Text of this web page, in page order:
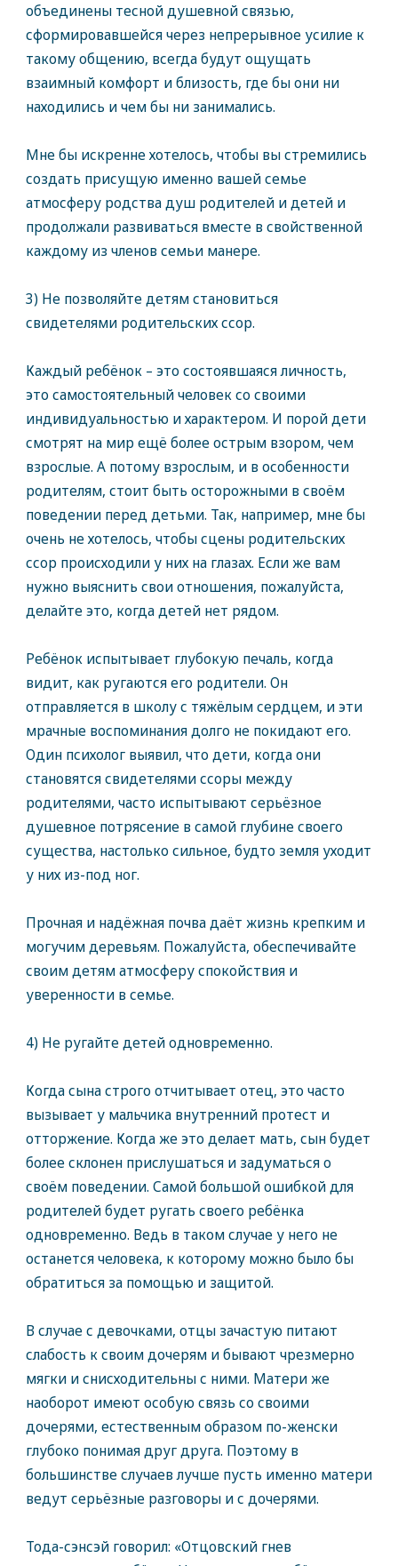
объединены тесной душевной связью,
сформировавшейся через непрерывное усилие к
такому общению, всегда будут ощущать
взаимный комфорт и близость, где бы они ни
находились и чем бы ни занимались.
Мне бы искренне хотелось, чтобы вы стремились
создать присущую именно вашей семье
атмосферу родства душ родителей и детей и
продолжали развиваться вместе в свойственной
каждому из членов семьи манере.
3) Не позволяйте детям становиться
свидетелями родительских ссор.
Каждый ребёнок – это состоявшаяся личность,
это самостоятельный человек со своими
индивидуальностью и характером. И порой дети
смотрят на мир ещё более острым взором, чем
взрослые. А потому взрослым, и в особенности
родителям, стоит быть осторожными в своём
поведении перед детьми. Так, например, мне бы
очень не хотелось, чтобы сцены родительских
ссор происходили у них на глазах. Если же вам
нужно выяснить свои отношения, пожалуйста,
делайте это, когда детей нет рядом.
Ребёнок испытывает глубокую печаль, когда
видит, как ругаются его родители. Он
отправляется в школу с тяжёлым сердцем, и эти
мрачные воспоминания долго не покидают его.
Один психолог выявил, что дети, когда они
становятся свидетелями ссоры между
родителями, часто испытывают серьёзное
душевное потрясение в самой глубине своего
существа, настолько сильное, будто земля уходит
у них из-под ног.
Прочная и надёжная почва даёт жизнь крепким и
могучим деревьям. Пожалуйста, обеспечивайте
своим детям атмосферу спокойствия и
уверенности в семье.
4) Не ругайте детей одновременно.
Когда сына строго отчитывает отец, это часто
вызывает у мальчика внутренний протест и
отторжение. Когда же это делает мать, сын будет
более склонен прислушаться и задуматься о
своём поведении. Самой большой ошибкой для
родителей будет ругать своего ребёнка
одновременно. Ведь в таком случае у него не
останется человека, к которому можно было бы
обратиться за помощью и защитой.
В случае с девочками, отцы зачастую питают
слабость к своим дочерям и бывают чрезмерно
мягки и снисходительны с ними. Матери же
наоборот имеют особую связь со своими
дочерями, естественным образом по-женски
глубоко понимая друг друга. Поэтому в
большинстве случаев лучше пусть именно матери
ведут серьёзные разговоры и с дочерями.
Тода-сэнсэй говорил: «Отцовский гнев